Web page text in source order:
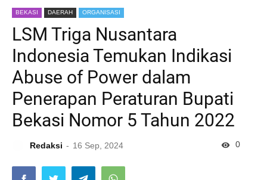
BEKASI DAERAH ORGANISASI
LSM Triga Nusantara
Indonesia Temukan Indikasi
Abuse of Power dalam
Penerapan Peraturan Bupati
Bekasi Nomor 5 Tahun 2022
Redaksi 16 Sep, 2024 0